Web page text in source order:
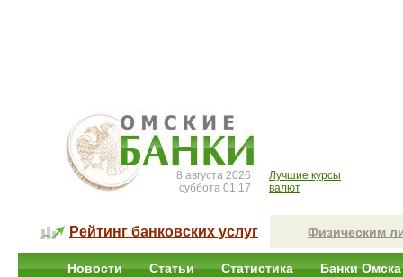
8 августа 2026
суббота 01:17
Лучшие курсы
валют
Рейтинг банковских услуг Физическим
Новости Статьи Статистика Банки Омска